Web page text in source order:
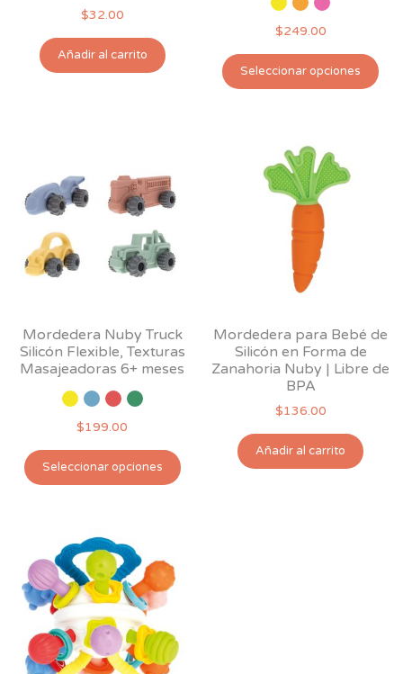
$32.00
Añadir al carrito
$249.00
Seleccionar opciones
de
Mordedera Nuby Truck
Silicón Flexible, Texturas
Masajeadoras 6+ meses
$199.00
Seleccionar opciones
producto
elegir
Mordedera para Bebé de
Silicón en Forma de
Zanahoria Nuby | Libre de
BPA
$136.00
Añadir al carrito